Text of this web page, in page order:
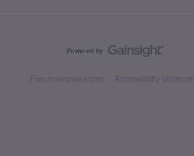
Forumvoorwaarden Accessibility